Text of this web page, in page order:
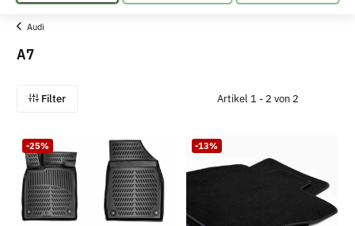
Audi
A7
Filter Artikel 1 - 2 von 2
-25% -13%